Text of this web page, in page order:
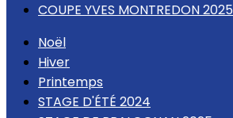
COUPE YVES MONTREDON 2025
Noël
Hiver
Printemps
STAGE D'ÉTÉ 2024